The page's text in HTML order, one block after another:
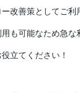
改善策としてご利
も可能なため急な
立てください！